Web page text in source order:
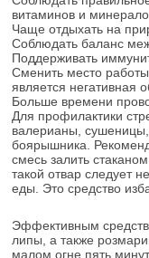
витаминов и
Чаще отдыхать на
Соблюдать баланс
Поддерживать
Сменить место
является негативная
Больше времени
Для профилактики
валерианы,
боярышника.
смесь залить
такой отвар следует
еды. Это средство
Эффективным
липы, а также
малом огне пять